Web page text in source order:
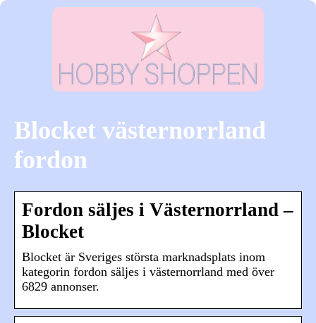
Blocket västernorrland
fordon
Fordon säljes i Västernorrland –
Blocket
Blocket är Sveriges största marknadsplats inom
kategorin fordon säljes i västernorrland med över
6829 annonser.